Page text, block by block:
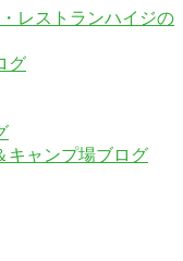
レストランハイジの
グ
キャンプ場ブログ